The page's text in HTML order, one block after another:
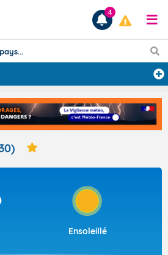
Prévisions
LES RÉSULTATS
Articles
4
Ensoleillé